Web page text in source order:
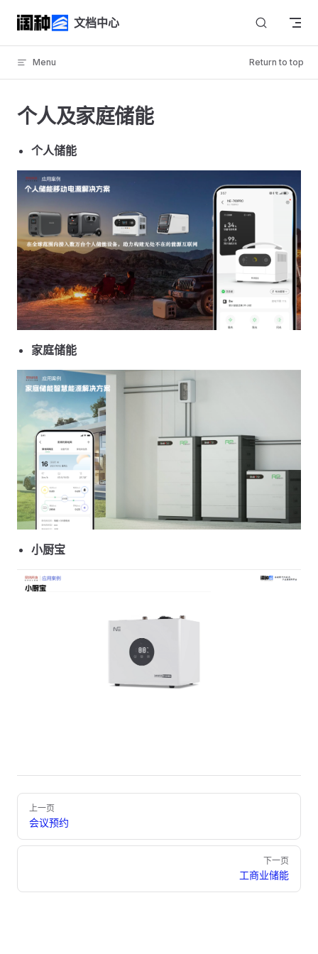
Skip to content文档中心
Menu Return to top
个人及家庭储能
个人储能
家庭储能
小厨宝
Pager
上一页
会议预约
下一页
工商业储能